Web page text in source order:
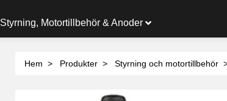
Styrning, Motortillbehör & Anoder
Hem Produkter Styrning och motortillbehör